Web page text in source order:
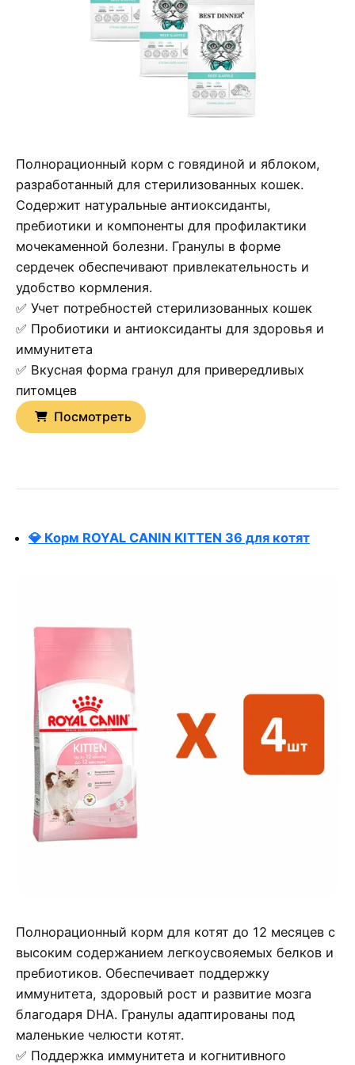
Полнорационный корм с говядиной и яблоком,
разработанный для стерилизованных кошек.
Содержит натуральные антиоксиданты,
пребиотики и компоненты для профилактики
мочекаменной болезни. Гранулы в форме
сердечек обеспечивают привлекательность и
удобство кормления.
✅ Учет потребностей стерилизованных кошек
✅ Пробиотики и антиоксиданты для здоровья и
иммунитета
✅ Вкусная форма гранул для привередливых
питомцев
Посмотреть
💎 Корм ROYAL CANIN KITTEN 36 для котят
Полнорационный корм для котят до 12 месяцев с
высоким содержанием легкоусвояемых белков и
пребиотиков. Обеспечивает поддержку
иммунитета, здоровый рост и развитие мозга
благодаря DHA. Гранулы адаптированы под
маленькие челюсти котят.
✅ Поддержка иммунитета и когнитивного